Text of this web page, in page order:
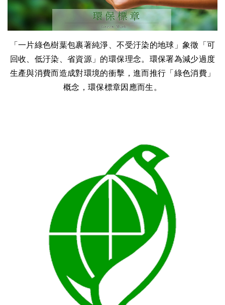
「一片綠色樹葉包裹著純淨、不受汙染的地球」象徵「可
回收、低汙染、省資源」的環保理念。環保署為減少過度
生產與消費而造成對環境的衝擊，進而推行「綠色消費」
概念，環保標章因應而生。